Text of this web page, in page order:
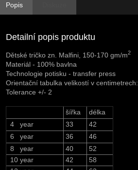
Popis
Detailní popis produktu
Dětské tričko zn. Malfini, 150-170 gm/m2
Materiál - 100% bavlna
Technologie potisku - transfer press
Orientační tabulka velikostí v centimetrech:
Tolerance +/- 2
šířka
délka
4 year
33
42
6 year
36
46
8 year
40
52
10 year
42
58